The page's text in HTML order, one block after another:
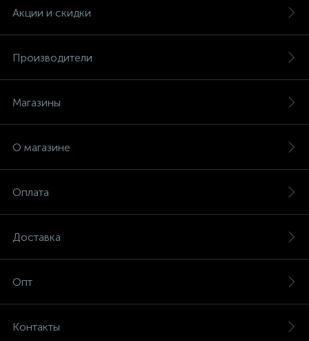
Акции и скидки
Производители
Магазины
О магазине
Оплата
Доставка
Опт
Контакты